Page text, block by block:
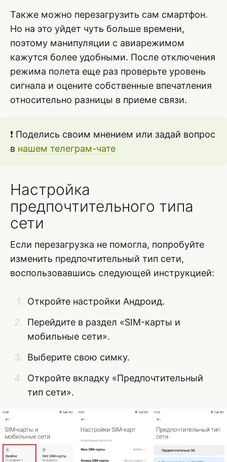
Также можно перезагрузить сам смартфон.
Но на это уйдет чуть больше времени,
поэтому манипуляции с авиарежимом
кажутся более удобными. После отключения
режима полета еще раз проверьте уровень
сигнала и оцените собственные впечатления
относительно разницы в приеме связи.
❗ Поделись своим мнением или задай вопрос
в нашем телеграм-чате
Настройка
предпочтительного типа
сети
Если перезагрузка не помогла, попробуйте
изменить предпочтительный тип сети,
воспользовавшись следующей инструкцией:
Откройте настройки Андроид.
Перейдите в раздел «SIM-карты и
мобильные сети».
Выберите свою симку.
Откройте вкладку «Предпочтительный
тип сети».